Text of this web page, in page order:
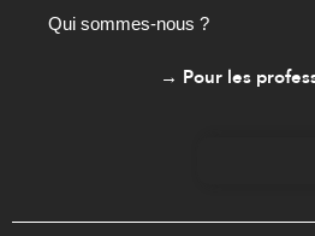
Qui sommes-nous ?
→ Pour les